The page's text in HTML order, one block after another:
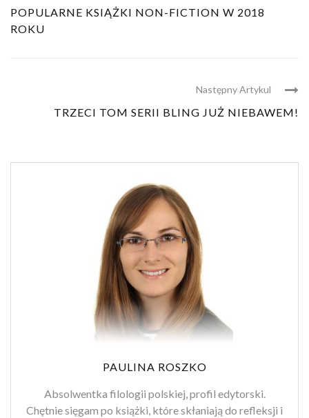
POPULARNE KSIĄŻKI NON-FICTION W 2018
ROKU
Następny Artykul
TRZECI TOM SERII BLING JUŻ NIEBAWEM!
PAULINA ROSZKO
Absolwentka filologii polskiej, profil edytorski.
Chętnie sięgam po książki, które skłaniają do refleksji i